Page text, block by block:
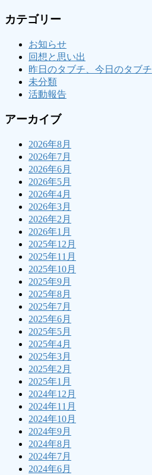
カテゴリー
お知らせ
回想と思い出
昨日のタブチ、今日のタブチ
未分類
活動報告
アーカイブ
2026年8月
2026年7月
2026年6月
2026年5月
2026年4月
2026年3月
2026年2月
2026年1月
2025年12月
2025年11月
2025年10月
2025年9月
2025年8月
2025年7月
2025年6月
2025年5月
2025年4月
2025年3月
2025年2月
2025年1月
2024年12月
2024年11月
2024年10月
2024年9月
2024年8月
2024年7月
2024年6月